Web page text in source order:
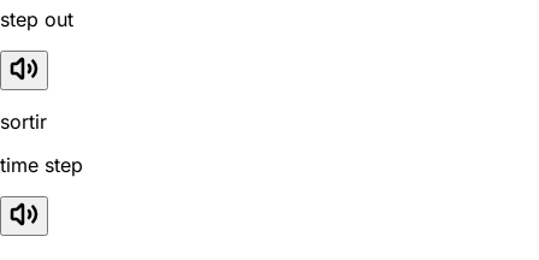
step out
sortir
time step